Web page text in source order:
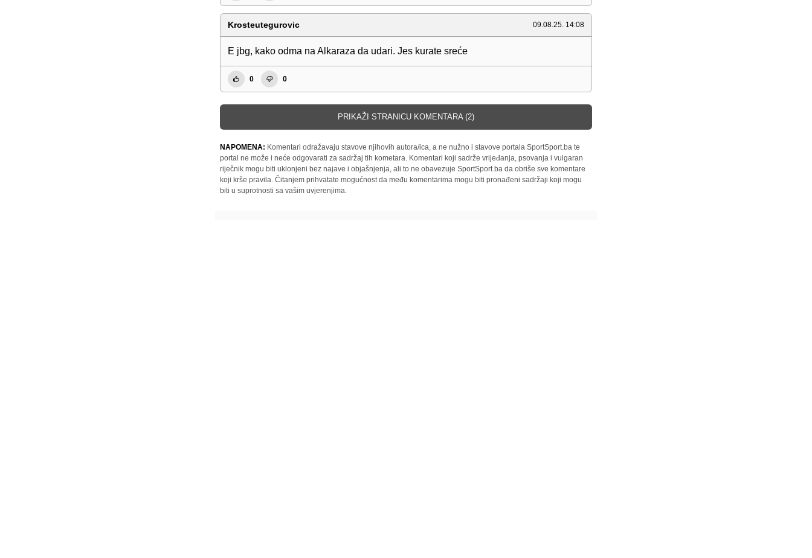
Krosteutegurovic 09.08.25. 14:08
E jbg, kako odma na Alkaraza da udari. Jes kurate sreće
0 0
PRIKAŽI STRANICU KOMENTARA (2)
NAPOMENA: Komentari odražavaju stavove njihovih autora/ica, a ne nužno i stavove portala SportSport.ba te
portal ne može i neće odgovarati za sadržaj tih kometara. Komentari koji sadrže vrijeđanja, psovanja i vulgaran
riječnik mogu biti uklonjeni bez najave i objašnjenja, ali to ne obavezuje SportSport.ba da obriše sve komentare
koji krše pravila. Čitanjem prihvatate mogućnost da među komentarima mogu biti pronađeni sadržaji koji mogu
biti u suprotnosti sa vašim uvjerenjima.